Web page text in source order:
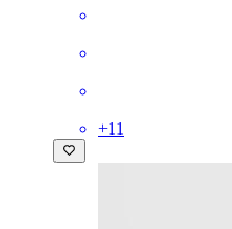
+11